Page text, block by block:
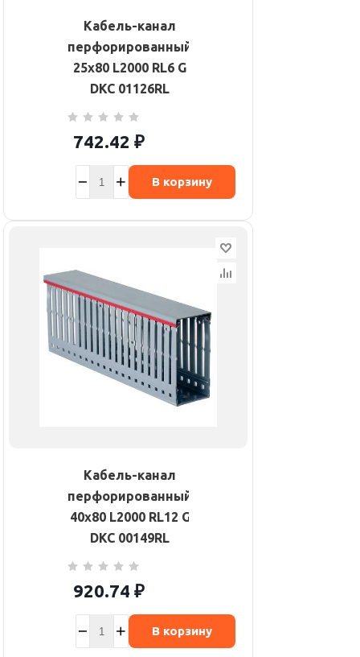
Кабель-канал
перфорированный
25х80 L2000 RL6 G
DKC 01126RL
742.42 ₽
В корзину
Кабель-канал
перфорированный
40х80 L2000 RL12 G
DKC 00149RL
920.74 ₽
В корзину